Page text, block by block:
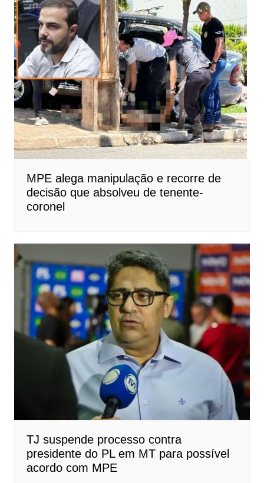
MPE alega manipulação e recorre de
decisão que absolveu de tenente-
coronel
TJ suspende processo contra
presidente do PL em MT para possível
acordo com MPE